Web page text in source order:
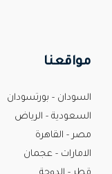
مواقعنا
السودان - بورتسودان
السعودية - الرياض
مصر - القاهرة
الامارات - عجمان